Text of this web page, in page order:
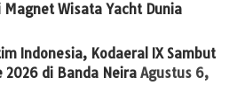
Magnet Wisata Yacht Dunia
Indonesia, Kodaeral IX Sambut
2026 di Banda Neira Agustus 6,